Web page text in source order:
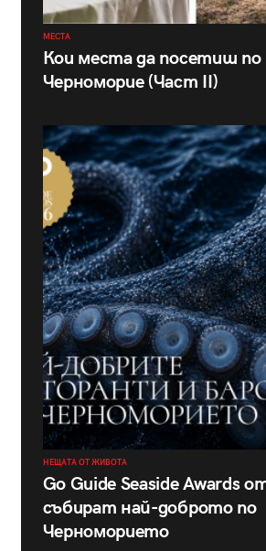
МЕСТА
Кои места да посетиш
Черноморие (Част II)
НЕЩАТА ОТ ЖИВОТА
Go Guide Seaside Awards
събират най-доброто по
Черноморието